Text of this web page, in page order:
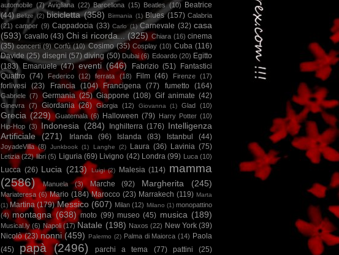
automobile (7) Avigliana (22) Barcellona (15) Beatles (10)
Beatrice
(44) Belize (2) bicicletta (358) Birmania (1) Blues (157) Calabria
(21) camper (9) Cappadocia (33) Carlo (1) Carnevale (32) casa
(593) cavallo (43) Chi si ricorda... (325) Chiara (16) cinema
(35) concerti (9) Corfù (10) Cosimo (35) Cosplay (10) Cuba (116)
Davide (25) disegni (57) diving (50) Dubai (6) Edoardo (20) Egitto
(183)
Emanuele (47) eventi (646) Fabrizio (51)
Fantastici
Quattro (74) Federico (12) ferrata (18) Film (46) Firenze (17)
forlivesi (23) Francia (104) Francigena (77) fumetto (164)
Gabriele (7) Germania (25) Giappone (108) Gif animate (42)
Ginevra (7) Giordania (26) Giorgia (12) Giovanna (1) Glad (10)
Grecia (229) Guatemala (6) Halloween (79) Harry Potter (10)
Hip-Hop (3) Indonesia (284) Inghilterra (176) Intelligenza
Artificiale
(271) Irlanda (96) Islanda (83) Istanbul (44)
JoyadeVilla (8) Junkbook (1) Langhe (2) Laura (36) Lavinia (75)
Letizia (22) libri (5) Liguria (69) Livigno (42) Londra (99) Luca (10)
Lucca (26) Lucia (213) Luigi (2) Malesia (114) mamma
(2586)
Manuela (3) Marche (92) Margherita (245)
Mariateresa (6) Mario (184) Marocco (23) Marrakech (119) Marta
(1) Martina (179) Messico (607) Milan (12) Milano (1) monopattino
(4) montagna (638) moto (99) museo (45) musica (189)
Musical.ly (6) Napoli (17) Natale (198) Naxos (22) New York (39)
Nicolò (23) nonni (459) Palermo (2) Palma di Maiorca (14) Paola
(45)
papà (2496) parchi a tema (77) pattini (25)